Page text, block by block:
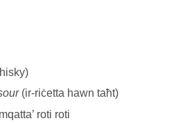
(ir-riċetta hawn taħt)
roti roti